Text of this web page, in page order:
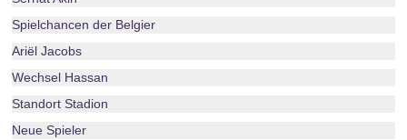
Spielchancen der Belgier
Ariël Jacobs
Wechsel Hassan
Standort Stadion
Neue Spieler